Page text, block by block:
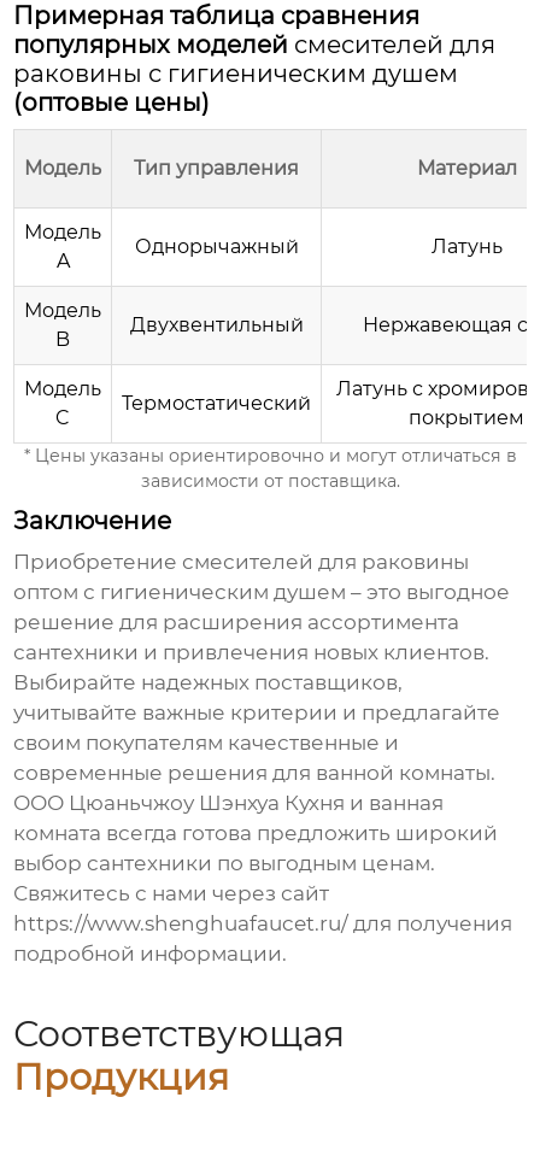
Примерная таблица сравнения
популярных моделей смесителей для
раковины с гигиеническим душем
(оптовые цены)
Модель Тип управления Материал
Модель
A
Однорычажный Латунь
Модель
B
Двухвентильный Нержавеющая
Модель
C
Термостатический
Латунь с
покрытием
* Цены указаны ориентировочно и могут отличаться в
зависимости от поставщика.
Заключение
Приобретение смесителей для раковины
оптом с гигиеническим душем – это выгодное
решение для расширения ассортимента
сантехники и привлечения новых клиентов.
Выбирайте надежных поставщиков,
учитывайте важные критерии и предлагайте
своим покупателям качественные и
современные решения для ванной комнаты.
ООО Цюаньчжоу Шэнхуа Кухня и ванная
комната всегда готова предложить широкий
выбор сантехники по выгодным ценам.
Свяжитесь с нами через сайт
https://www.shenghuafaucet.ru/ для получения
подробной информации.
Соответствующая
Продукция